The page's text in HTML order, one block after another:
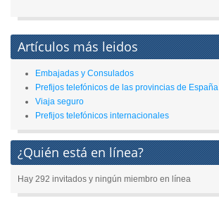
Artículos más leidos
Embajadas y Consulados
Prefijos telefónicos de las provincias de España
Viaja seguro
Prefijos telefónicos internacionales
¿Quién está en línea?
Hay 292 invitados y ningún miembro en línea